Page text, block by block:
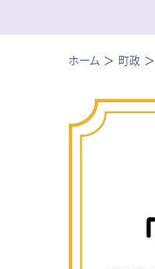
ホーム 町政